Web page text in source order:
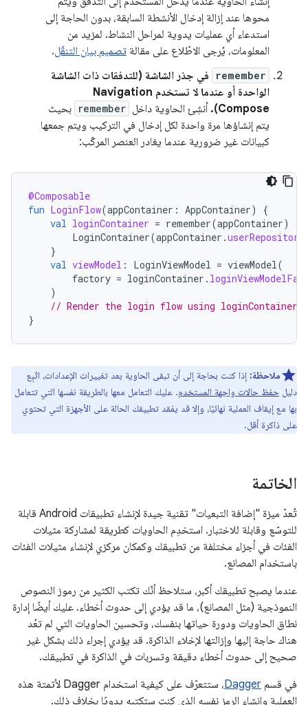
محوها عند إزالة إدخال الأنشطة السابقة، بدون الحاجة إلى
استدعاء أي عمليات يدوية لمراحل النشاط. لمزيد من
المعلومات، يُرجى الاطّلاع على مقالة تصميم بيان التنقّل.
remember
في جذر الشاشة (للتدفقات ذات الشاشة
الواحدة أو عندما لا تستخدم Navigation
Compose).
أنشِئ الحاوية داخل remember بحيث
يتم إنشاؤها مرة واحدة لكل إدخال في التركيب ويتم جمعها
كبيانات غير ضرورية عندما يغادر العنصر المركّب:
@Composable
fun LoginFlow(appContainer : AppContainer)
{
val loginContainer = remember(appContainer)
{
LoginContainer(appContainer .userRepository
}
val viewModel : LoginViewModel = viewModel(
factory = loginContainer .
)
// Render the login flow using
}
ملاحظة: إذا كنت بحاجة إلى أن تبقى الحاوية بعد تغييرات الإعدادات، اتّبِع
دليل حفظ حالات واجهة المستخدم. عليك التعامل معها بالطريقة نفسها التي تتعامل
بها مع إيقاف العملية نهائيًا، وإلا قد يفقد تطبيقك الحالة على الأجهزة التي تحتوي
على ذاكرة أقل.
الخاتمة
تُعدّ ميزة "إضافة التبعيات" تقنية جيدة لإنشاء تطبيقات Android قابلة
للتوسّع وقابلة للاختبار. استخدِم الحاويات كطريقة لمشاركة مثيلات
الفئات في أجزاء مختلفة من تطبيقك وكمكان مركزي لإنشاء مثيلات الفئات
باستخدام المصانع.
عندما يصبح تطبيقك أكبر، ستلاحظ أنّك تكتب الكثير من رموز النصوص
النموذجية (مثل المصانع)، ما قد يؤدي إلى حدوث أخطاء. عليك أيضًا إدارة
نطاق الحاويات ودورة حياتها بنفسك، وتحسين الحاويات التي لم تعُد
هناك حاجة إليها وإزالتها لإخلاء الذاكرة. قد يؤدي إجراء ذلك بشكل غير
صحيح إلى حدوث أخطاء دقيقة وتسربات في الذاكرة في تطبيقك.
في قسم Dagger
، ستتعرّف على كيفية استخدام Dagger لأتمتة هذه
العملية وإنشاء الرمز نفسه الذي كنت ستكتبه يدويًا بخلاف ذلك.